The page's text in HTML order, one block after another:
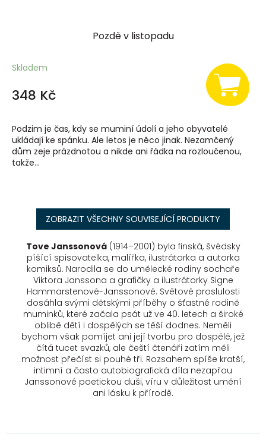
Pozdě v listopadu
Skladem
348 Kč
Podzim je čas, kdy se muminí údolí a jeho obyvatelé
ukládají ke spánku. Ale letos je něco jinak. Nezamčený
dům zeje prázdnotou a nikde ani řádka na rozloučenou,
takže...
ZOBRAZIT VŠECHNY SOUVISEJÍCÍ PRODUKTY
Tove Janssonová(1914–2001) byla finská, švédsky
píšící spisovatelka, malířka, ilustrátorka a autorka
komiksů. Narodila se do umělecké rodiny sochaře
Viktora Janssona a grafičky a ilustrátorky Signe
Hammarstenové-Janssonové. Světové proslulosti
dosáhla svými dětskými příběhy o šťastné rodině
muminků, které začala psát už ve 40. letech a široké
oblibě dětí i dospělých se těší dodnes. Neměli
bychom však pomíjet ani její tvorbu pro dospělé, jež
čítá tucet svazků, ale čeští čtenáři zatím měli
možnost přečíst si pouhé tři. Rozsahem spíše kratší,
intimní a často autobiografická díla nezapřou
Janssonové poetickou duši, víru v důležitost umění
ani lásku k přírodě.